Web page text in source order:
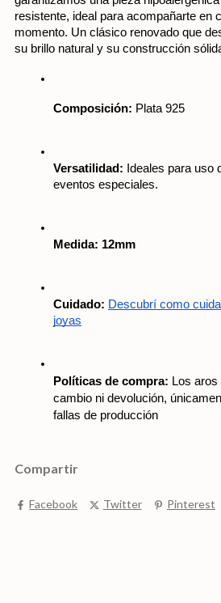
resistente, ideal para acompañarte en
momento. Un clásico renovado que
su brillo natural y su construcción
Composición: Plata 925
Versatilidad: Ideales para uso
eventos especiales.
Medida: 12mm
Cuidado: Descubrí como
joyas
Políticas de compra: Los aros
cambio ni devolución,
fallas de producción
Compartir
Facebook Twitter Pinterest